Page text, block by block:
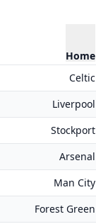
Home
Celtic
Liverpool
Stockport
Arsenal
Man City
Forest Green